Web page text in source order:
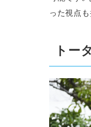
った視点
トー